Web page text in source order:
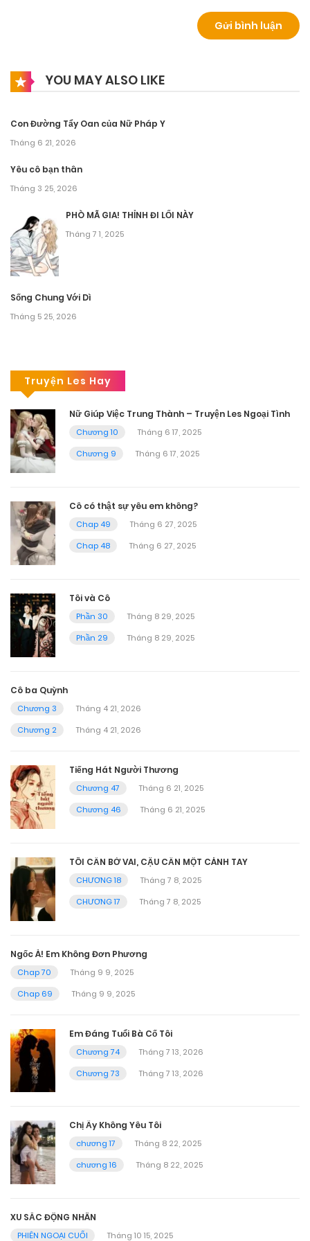
YOU MAY ALSO LIKE
Con Đường Tẩy Oan của Nữ Pháp Y
Tháng 6 21, 2026
Yêu cô bạn thân
Tháng 3 25, 2026
PHÒ MÃ GIA! THỈNH ĐI LỐI NÀY
Tháng 7 1, 2025
Sống Chung Với Dì
Tháng 5 25, 2026
Truyện Les Hay
Nữ Giúp Việc Trung Thành – Truyện Les Ngoại Tình
Chương 10
Tháng 6 17, 2025
Chương 9
Tháng 6 17, 2025
Cô có thật sự yêu em không?
Chap 49
Tháng 6 27, 2025
Chap 48
Tháng 6 27, 2025
Tôi và Cô
Phần 30
Tháng 8 29, 2025
Phần 29
Tháng 8 29, 2025
Cô ba Quỳnh
Chương 3
Tháng 4 21, 2026
Chương 2
Tháng 4 21, 2026
Tiếng Hát Người Thương
Chương 47
Tháng 6 21, 2025
Chương 46
Tháng 6 21, 2025
TÔI CẦN BỜ VAI, CẬU CẦN MỘT CÁNH TAY
CHƯƠNG 18
Tháng 7 8, 2025
CHƯƠNG 17
Tháng 7 8, 2025
Ngốc À! Em Không Đơn Phương
Chap 70
Tháng 9 9, 2025
Chap 69
Tháng 9 9, 2025
Em Đáng Tuổi Bà Cố Tôi
Chương 74
Tháng 7 13, 2026
Chương 73
Tháng 7 13, 2026
Chị Ấy Không Yêu Tôi
chương 17
Tháng 8 22, 2025
chương 16
Tháng 8 22, 2025
XU SẮC ĐỘNG NHÂN
PHIÊN NGOẠI CUỐI Tháng 10 15, 2025